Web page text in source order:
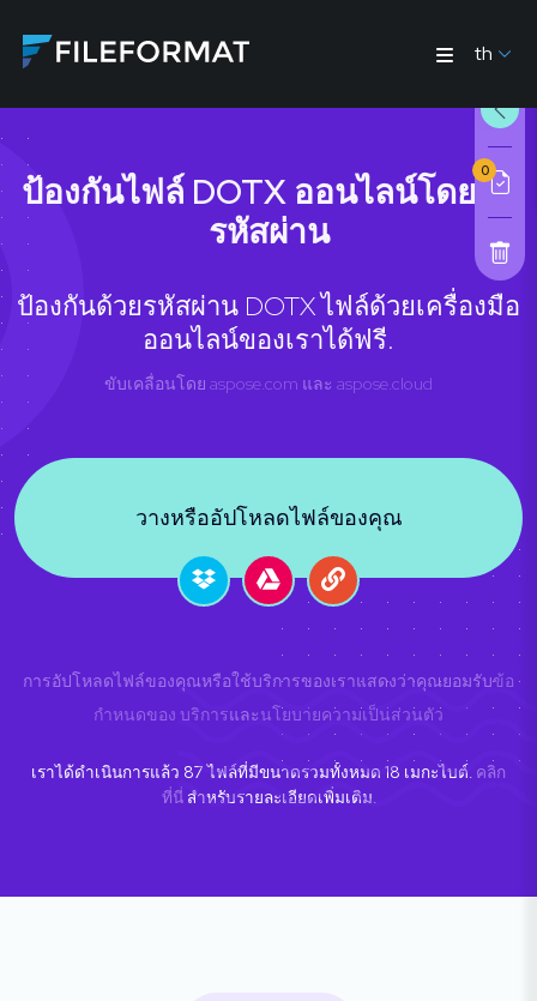
th
0
ป้องกันไฟล์ DOTX ออนไลน์โดยใช้
รหัสผ่าน
ป้องกันด้วยรหัสผ่าน DOTX ไฟล์ด้วยเครื่องมือ
ออนไลน์ของเราได้ฟรี.
ขับเคลื่อนโดย aspose.com และ aspose.cloud
วางหรืออัปโหลดไฟล์ของคุณ
การอัปโหลดไฟล์ของคุณหรือใช้บริการของเราแสดงว่าคุณยอมรับข้อ
กำหนดของ บริการและนโยบายความเป็นส่วนตัว
เราได้ดำเนินการแล้ว 87ไฟล์ที่มีขนาดรวมทั้งหมด 18 เมกะไบต์. คลิก
ที่นี่สำหรับรายละเอียดเพิ่มเติม.